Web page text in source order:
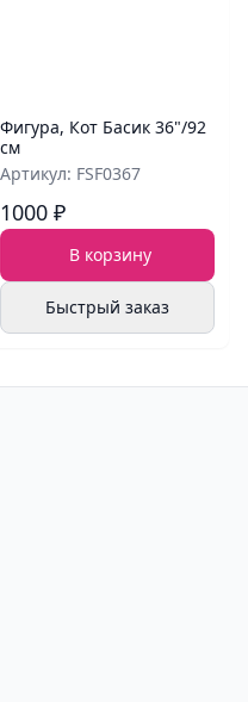
Фигура, Кот Басик 36"/92
см
Артикул: FSF0367
1000 ₽
В корзину
Быстрый заказ